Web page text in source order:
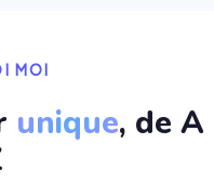
MOI
unique, de A